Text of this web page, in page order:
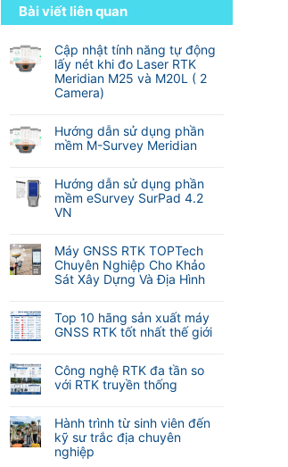
Bài viết liên quan
Cập nhật tính năng tự động
lấy nét khi đo Laser RTK
Meridian M25 và M20L ( 2
Camera)
có
bình
luận
Cập
nhật
tính
động
lấy
nét
đo
Laser
RTK
M25
và
2
Camera)
Hướng dẫn sử dụng phần
mềm M-Survey Meridian
có
bình
luận
ở
dẫn
sử
dụng
M-
Survey
Hướng dẫn sử dụng phần
mềm eSurvey SurPad 4.2
VN
có
bình
luận
ở
dẫn
sử
mềm
eSurvey
4.2
VN
Máy GNSS RTK TOPTech
Chuyên Nghiệp Cho Khảo
Sát Xây Dựng Và Địa Hình
có
bình
luận
Máy
GNSS
Chuyên
Nghiệp
Cho
Top 10 hãng sản xuất máy
GNSS RTK tốt nhất thế giới
có
bình
luận
Top
10
hãng
sản
Công nghệ RTK đa tần so
với RTK truyền thống
có
bình
luận
ở
Hành trình từ sinh viên đến
kỹ sư trắc địa chuyên
nghiệp